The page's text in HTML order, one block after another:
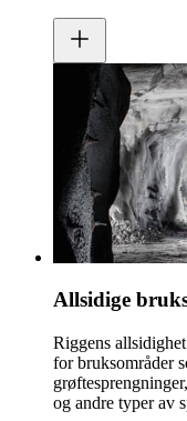
Allsidige
Riggens
for bruksområder
og andre typer av